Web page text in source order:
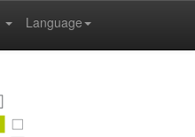
Language